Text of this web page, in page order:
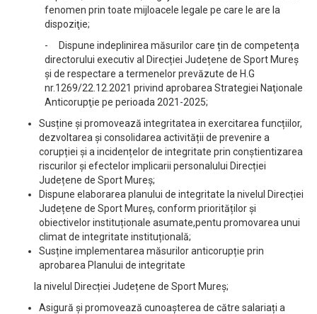
fenomen prin toate mijloacele legale pe care le are la
dispoziţie;
- Dispune indeplinirea măsurilor care țin de competența
directorului executiv al Direcției Județene de Sport Mureș
și de respectare a termenelor prevăzute de H.G
nr.1269/22.12.2021 privind aprobarea Strategiei Naţionale
Anticorupţie pe perioada 2021-2025;
Susține și promovează integritatea in exercitarea funcțiilor,
dezvoltarea și consolidarea activității de prevenire a
corupției și a incidențelor de integritate prin conștientizarea
riscurilor și efectelor implicarii personalului Direcției
Județene de Sport Mureș;
Dispune elaborarea planului de integritate la nivelul Direcției
Județene de Sport Mureș, conform priorităților și
obiectivelor instituționale asumate,pentu promovarea unui
climat de integritate instituțională;
Susține implementarea măsurilor anticorupție prin
aprobarea Planului de integritate
la nivelul Direcției Județene de Sport Mureș;
Asigură și promovează cunoașterea de către salariați a